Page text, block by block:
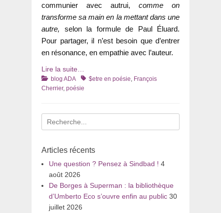
communier avec autrui, comme
on
transforme sa main en la mettant dans une
autre, selon la formule de Paul Éluard.
Pour partager, il n’est besoin que d’entrer
en résonance, en empathie avec l’auteur.
Lire la suite…
Catégories
blog ADA Tags$etre en poésie François
Cherrier, poésie
Recherche
pour
Articles récents
Une question ? Pensez à Sindbad ! 4
août 2026
De Borges à Superman : la bibliothèque
d’Umberto Eco s’ouvre enfin au public 30
juillet 2026